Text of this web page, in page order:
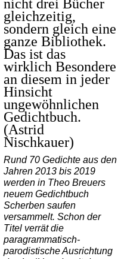
nicht drei Bücher
gleichzeitig,
sondern gleich eine
ganze Bibliothek.
Das ist das
wirklich Besondere
an diesem in jeder
Hinsicht
ungewöhnlichen
Gedichtbuch.
(Astrid
Nischkauer)
Rund 70 Gedichte aus den
Jahren 2013 bis 2019
werden in Theo Breuers
neuem Gedichtbuch
Scherben saufen
versammelt. Schon der
Titel verrät die
paragrammatisch-
parodistische Ausrichtung